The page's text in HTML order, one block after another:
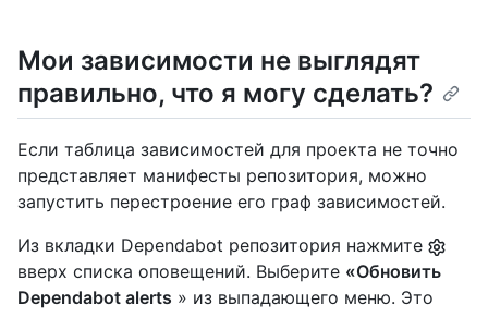
Мои зависимости не выглядят
правильно, что я могу сделать?
Если таблица зависимостей для проекта не точно
представляет манифесты репозитория, можно
запустить перестроение его граф зависимостей.
Из вкладки Dependabot репозитория нажмите
вверх списка оповещений. Выберите «Обновить
Dependabot alerts » из выпадающего меню. Это